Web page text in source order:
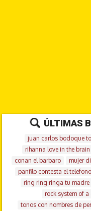
ÚLTIMAS
juan carlos bodoque
rihanna love in the brain
conan el barbaro
mujer
panfilo contesta el telefono
ring ring ringa tu madre
rock system of a
tonos con nombres de